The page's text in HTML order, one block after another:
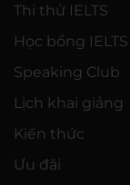
Thi thử IELTS
Học bổng
Speaking Club
Lịch khai giảng
Kiến thức
Ưu đãi